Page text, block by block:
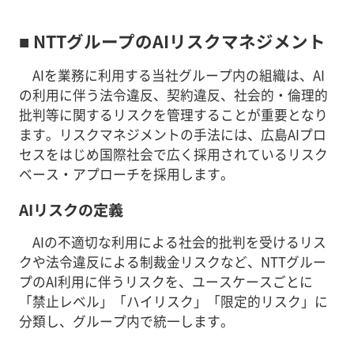
■ NTTグループのAIリスクマネジメント
AIを業務に利用する当社グループ内の組織は、AI
の利用に伴う法令違反、契約違反、社会的・倫理的
批判等に関するリスクを管理することが重要となり
ます。リスクマネジメントの手法には、広島AIプロ
セスをはじめ国際社会で広く採用されているリスク
ベース・アプローチを採用します。
AIリスクの定義
AIの不適切な利用による社会的批判を受けるリス
クや法令違反による制裁金リスクなど、NTTグルー
プのAI利用に伴うリスクを、ユースケースごとに
「禁止レベル」「ハイリスク」「限定的リスク」に
分類し、グループ内で統一します。